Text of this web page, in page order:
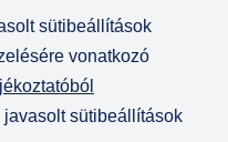
sütibeállítások
vonatkozó
sütibeállítások